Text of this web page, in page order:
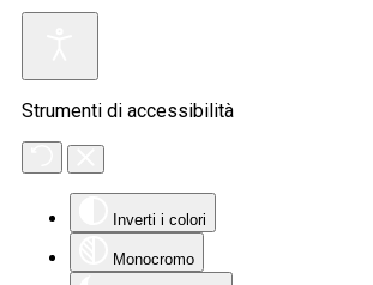
Strumenti di accessibilità
Inverti i colori
Monocromo